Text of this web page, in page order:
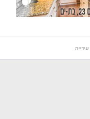
עירייה